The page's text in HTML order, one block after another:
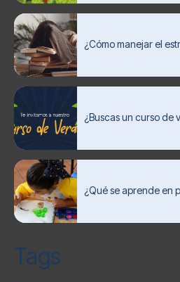
¿Cómo manejar el
¿Buscas un curso de
¿Qué se aprende en
Tags